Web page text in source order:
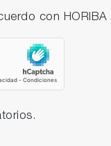
con HORIBA